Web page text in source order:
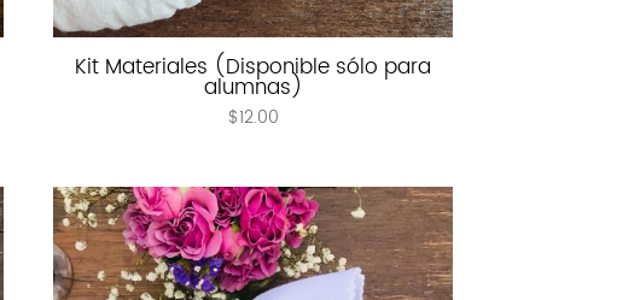
Kit Materiales (Disponible sólo para
alumnas)
$12.00